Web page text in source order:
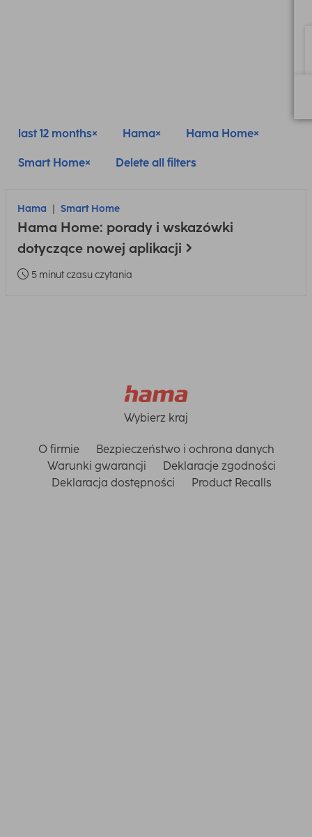
last 12 months Hama Hama Home
Smart Home Delete all filters
Hama Smart Home
Hama Home: porady i wskazówki
dotyczące nowej aplikacji
5 minut czasu czytania
Wybierz kraj
O firmie
Bezpieczeństwo i ochrona danych
Warunki gwarancji
Deklaracje zgodności
Deklaracja dostępności
Product Recalls